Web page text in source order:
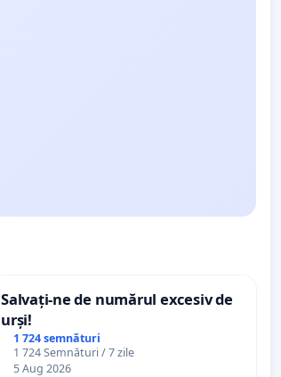
Salvați-ne de numărul excesiv de
urși!
1 724 semnături
1 724 Semnături / 7 zile
5 Aug 2026